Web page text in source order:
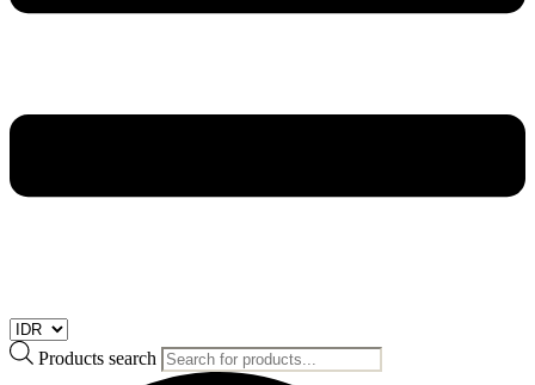
Products search